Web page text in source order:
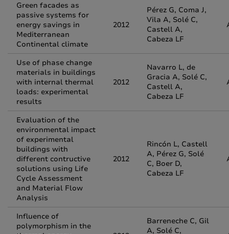
Green facades as
passive systems for
energy savings in
Mediterranean
Continental climate
2012
Pérez G, Coma J,
Vila A, Solé C,
Castell A,
Cabeza LF
Use of phase change
materials in buildings
with internal thermal
loads: experimental
results
2012
Navarro L, de
Gracia A, Solé C,
Castell A,
Cabeza LF
Evaluation of the
environmental impact
of experimental
buildings with
different contructive
solutions using Life
Cycle Assessment
and Material Flow
Analysis
2012
Rincón L, Castell
A, Pérez G, Solé
C, Boer D,
Cabeza LF
Influence of
polymorphism in the
Barreneche C, Gil
A, Solé C,